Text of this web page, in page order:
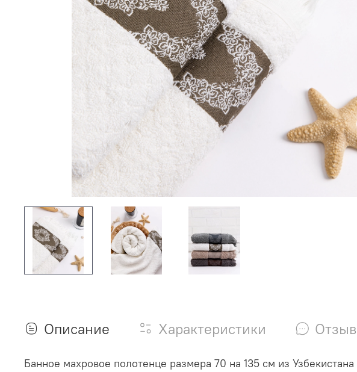
Описание Характеристики
Банное махровое полотенце размера 70 на 135 см из